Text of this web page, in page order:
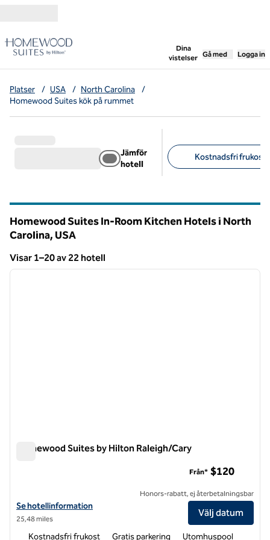
Dina
vistelser
,öppnar ny flik
Gå med Logga in
Platser / USA / North Carolina
/
Homewood Suites kök på rummet
Jämför
hotell
Kostnadsfri frukost
Homewood Suites In-Room Kitchen Hotels i North
Carolina, USA
Visar 1–20 av 22 hotell
Visar 22 hotell
1 av 12
nästa
Homewood Suites by Hilton Raleigh/Cary
Visa hotelluppgifter för Homewood Suites by Hilton Raleigh/Cary
Se hotellinformation
25,48 miles
Från* $120
Honors-rabatt, ej återbetalningsbar
Välj datum
Kostnadsfri frukost Gratis parkering Utomhuspool